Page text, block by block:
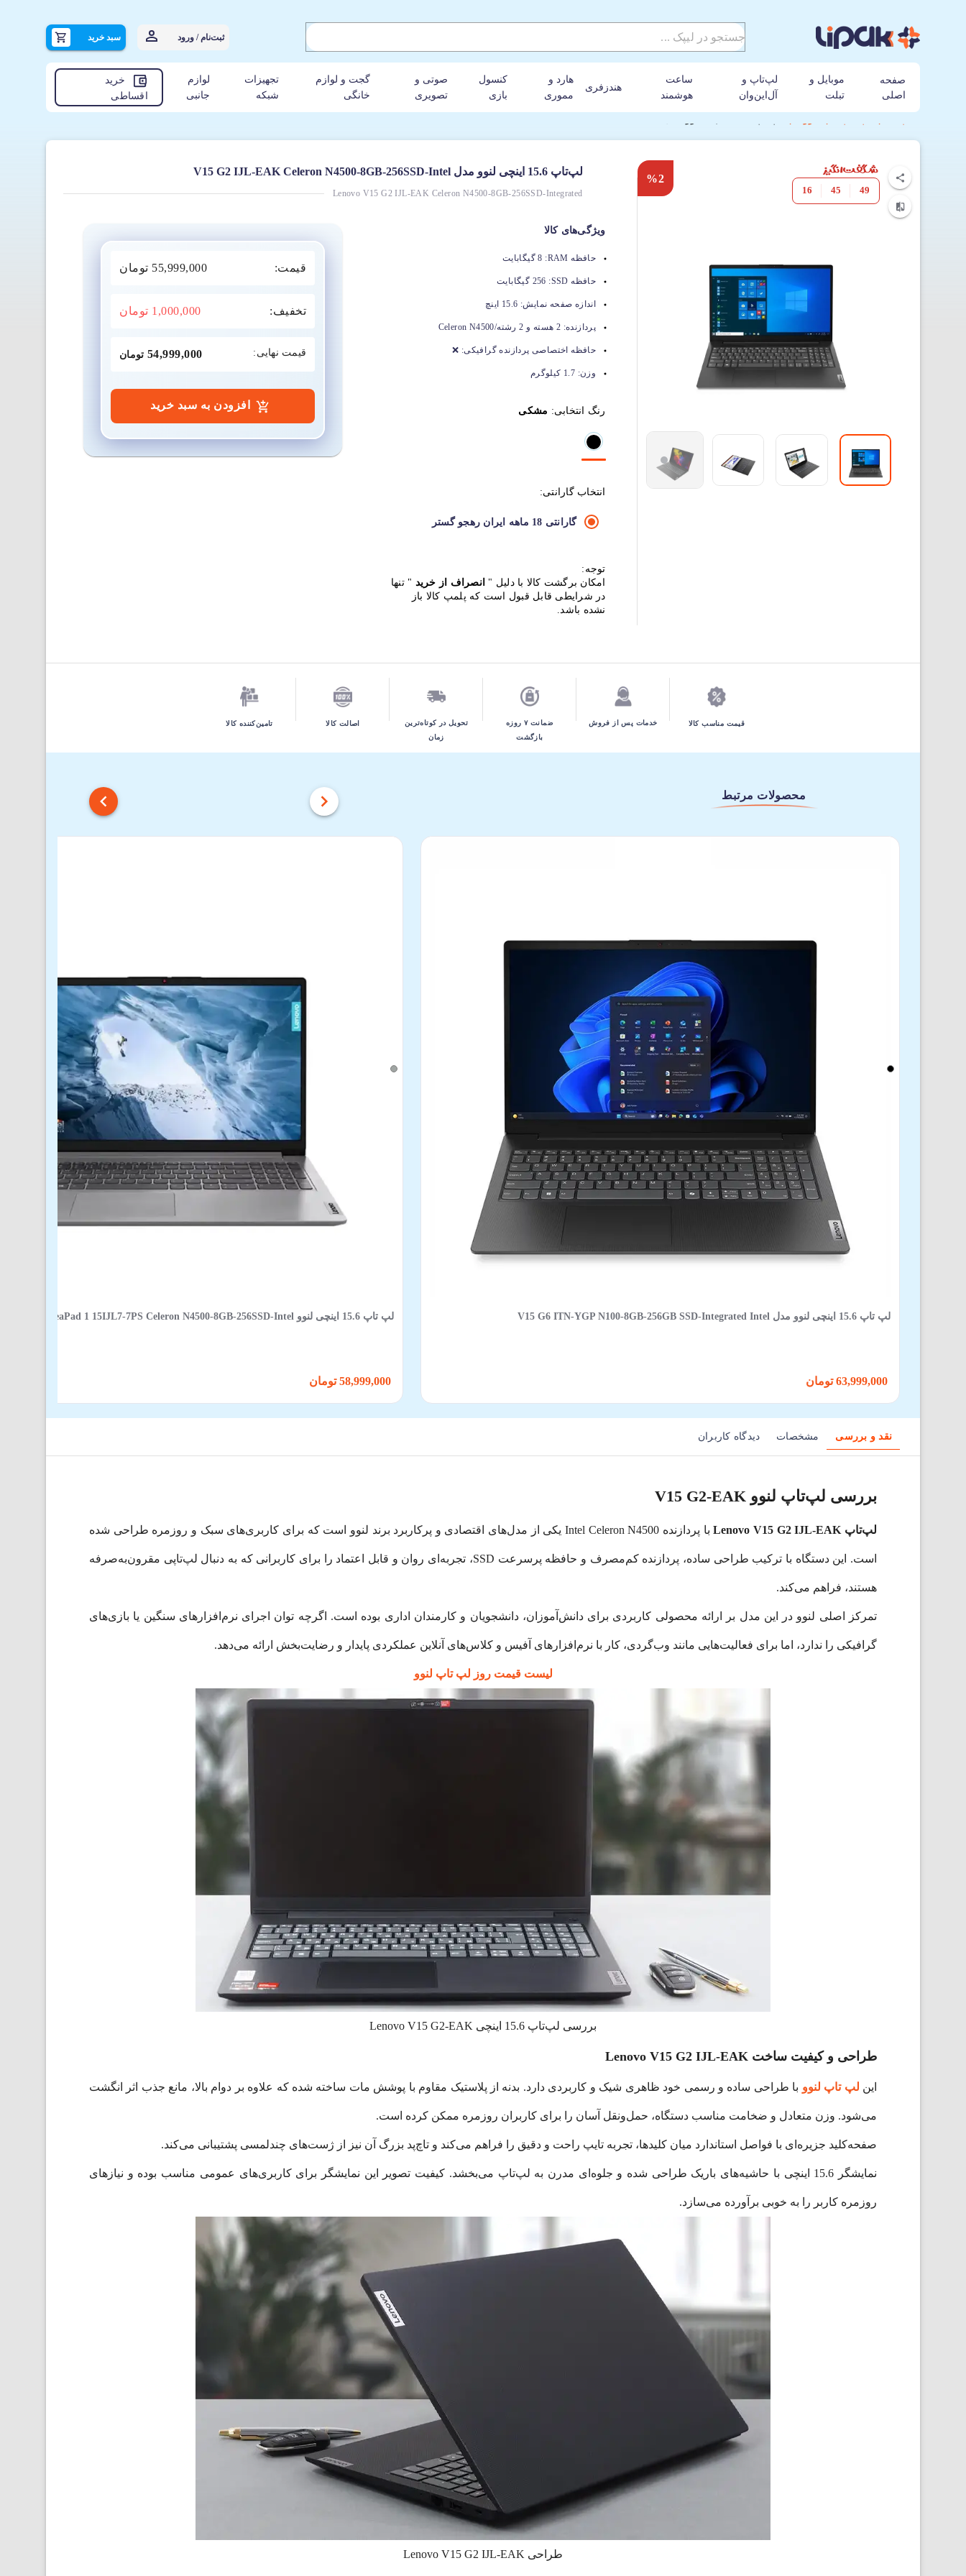
ثبت‌نام / ورود سبد خرید
صفحه
اصلی
موبایل و
تبلت
لپ‌تاپ و
آل‌این‌وان
ساعت
هوشمند
هندزفری
هارد و
مموری
کنسول
بازی
صوتی و
تصویری
گجت و لوازم
خانگی
تجهیزات
شبکه
لوازم
جانبی
خرید
اقساطی
16 45 48
%2
لپ‌تاپ 15.6 اینچی لنوو مدل V15 G2 IJL-EAK Celeron N4500-8GB-256SSD-Intel
Lenovo V15 G2 IJL-EAK Celeron N4500-8GB-256SSD-Integrated
ویژگی‌های کالا
حافظه RAM: 8 گیگابایت
حافظه SSD: 256 گیگابایت
اندازه صفحه نمایش: 15.6 اینچ
پردازنده: 2 هسته و 2 رشته/Celeron N4500
حافظه اختصاصی پردازنده گرافیکی: ❌
وزن: 1.7 کیلوگرم
رنگ انتخابی: مشکی
انتخاب گارانتی:
گارانتی 18 ماهه ایران رهجو گستر
توجه:
امکان برگشت کالا با دلیل " انصراف از خرید " تنها
در شرایطی قابل قبول است که پلمپ کالا باز
نشده باشد.
قیمت: تومان
تخفیف: تومان
قیمت نهایی: تومان
افزودن به سبد خرید
قیمت مناسب کالا خدمات پس از فروش
ضمانت ۷ روزه
بازگشت
تحویل در کوتاه‌ترین
زمان
اصالت کالا تامین‌کننده کالا
محصولات مرتبط
لپ‌ تاپ 15.6 اینچی لنوو مدل V15 G6 ITN-YGP N100-8GB-256GB SSD-Integrated Intel لپ‌ تاپ 15.6 اینچی لنوو IdeaPad 1 15IJL7-7PS Celeron N4500-8GB-256SSD-Intel
نقد و بررسی مشخصات دیدگاه کاربران
بررسی لپ‌تاپ لنوو V15 G2-EAK
لپ‌تاپ Lenovo V15 G2 IJL-EAK با پردازنده Intel Celeron N4500 یکی از مدل‌های اقتصادی و پرکاربرد برند لنوو است که برای کاربری‌های سبک و روزمره طراحی شده
است. این دستگاه با ترکیب طراحی ساده، پردازنده کم‌مصرف و حافظه پرسرعت SSD، تجربه‌ای روان و قابل اعتماد را برای کاربرانی که به دنبال لپ‌تاپی مقرون‌به‌صرفه
هستند، فراهم می‌کند.
تمرکز اصلی لنوو در این مدل بر ارائه محصولی کاربردی برای دانش‌آموزان، دانشجویان و کارمندان اداری بوده است. اگرچه توان اجرای نرم‌افزارهای سنگین یا بازی‌های
گرافیکی را ندارد، اما برای فعالیت‌هایی مانند وب‌گردی، کار با نرم‌افزارهای آفیس و کلاس‌های آنلاین عملکردی پایدار و رضایت‌بخش ارائه می‌دهد.
لیست قیمت روز لپ تاپ لنوو
بررسی لپ‌تاپ 15.6 اینچی Lenovo V15 G2-EAK
طراحی و کیفیت ساخت Lenovo V15 G2 IJL-EAK
این لپ تاپ لنوو با طراحی ساده و رسمی خود ظاهری شیک و کاربردی دارد. بدنه از پلاستیک مقاوم با پوشش مات ساخته شده که علاوه بر دوام بالا، مانع جذب اثر انگشت
می‌شود. وزن متعادل و ضخامت مناسب دستگاه، حمل‌ونقل آسان را برای کاربران روزمره ممکن کرده است.
صفحه‌کلید جزیره‌ای با فواصل استاندارد میان کلیدها، تجربه تایپ راحت و دقیق را فراهم می‌کند و تاچ‌پد بزرگ آن نیز از ژست‌های چندلمسی پشتیبانی می‌کند.
نمایشگر 15.6 اینچی با حاشیه‌های باریک طراحی شده و جلوه‌ای مدرن به لپ‌تاپ می‌بخشد. کیفیت تصویر این نمایشگر برای کاربری‌های عمومی مناسب بوده و نیازهای
روزمره کاربر را به خوبی برآورده می‌سازد.
طراحی Lenovo V15 G2 IJL-EAK